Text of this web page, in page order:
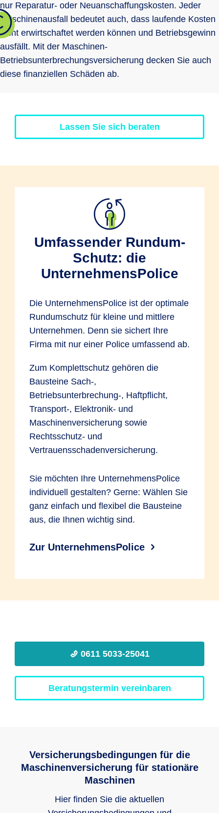
nur Reparatur- oder Neuanschaffungskosten. Jeder
Maschinenausfall bedeutet auch, dass laufende Kosten
nicht erwirtschaftet werden können und Betriebsgewinn
ausfällt. Mit der Maschinen-
Betriebsunterbrechungsversicherung decken Sie auch
diese finanziellen Schäden ab.
Lassen Sie sich beraten
Umfassender Rundum-
Schutz: die
UnternehmensPolice
Die UnternehmensPolice ist der optimale
Rundumschutz für kleine und mittlere
Unternehmen. Denn sie sichert Ihre
Firma mit nur einer Police umfassend ab.
Zum Komplettschutz gehören die
Bausteine Sach-,
Betriebsunterbrechung-, Haftpflicht,
Transport-, Elektronik- und
Maschinenversicherung sowie
Rechtsschutz- und
Vertrauensschadenversicherung.
Sie möchten Ihre UnternehmensPolice
individuell gestalten? Gerne: Wählen Sie
ganz einfach und flexibel die Bausteine
aus, die Ihnen wichtig sind.
Zur UnternehmensPolice
0611 5033-25041
Beratungstermin vereinbaren
Versicherungsbedingungen für die
Maschinenversicherung für stationäre
Maschinen
Hier finden Sie die aktuellen